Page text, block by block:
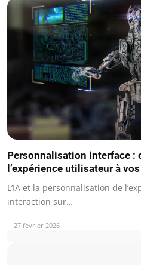
Personnalisation interface :
l’expérience utilisateur à
L’IA et la personnalisation de
interaction sur…
27 février 2026